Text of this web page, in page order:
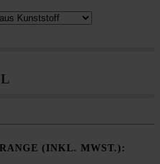
(INKL. MWST.):